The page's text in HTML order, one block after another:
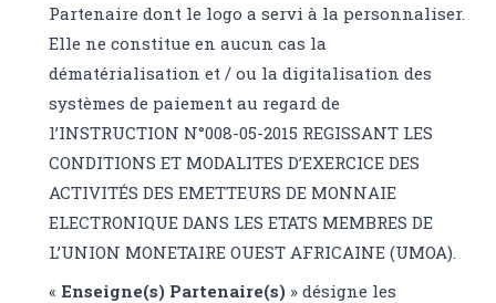
Partenaire dont le logo a servi à la personnaliser.
Elle ne constitue en aucun cas la
dématérialisation et / ou la digitalisation des
systèmes de paiement au regard de
l’INSTRUCTION N°008-05-2015 REGISSANT LES
CONDITIONS ET MODALITES D’EXERCICE DES
ACTIVITÉS DES EMETTEURS DE MONNAIE
ELECTRONIQUE DANS LES ETATS MEMBRES DE
L’UNION MONETAIRE OUEST AFRICAINE (UMOA).
« Enseigne(s) Partenaire(s) » désigne les